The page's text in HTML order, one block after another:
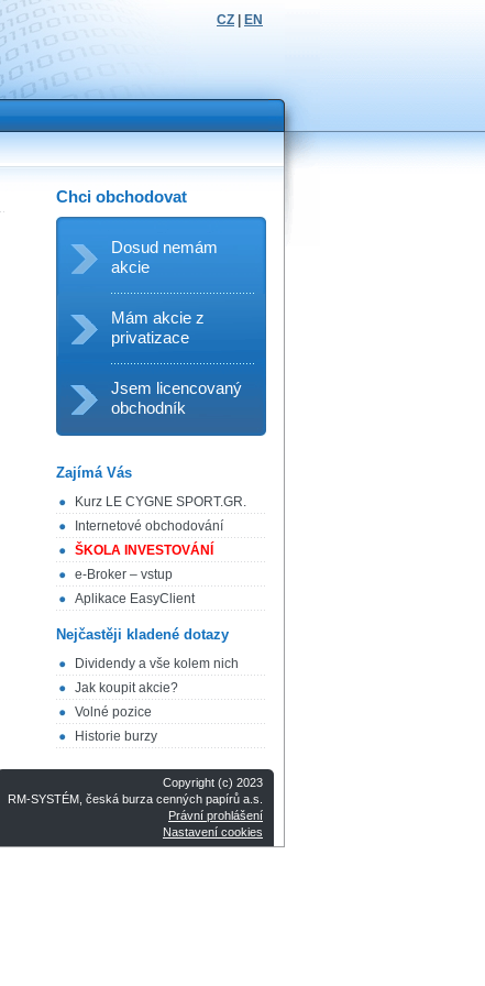
CZ EN
Chci obchodovat
Dosud nemám
akcie
Mám akcie z
privatizace
Jsem licencovaný
obchodník
Zajímá Vás
Kurz LE CYGNE SPORT.GR.
Internetové obchodování
ŠKOLA INVESTOVÁNÍ
e-Broker – vstup
Aplikace EasyClient
Nejčastěji kladené dotazy
Dividendy a vše kolem nich
Jak koupit akcie?
Volné pozice
Historie burzy
Copyright (c) 2023
RM-SYSTÉM, česká burza cenných papírů a.s.
Právní prohlášení
Nastavení cookies